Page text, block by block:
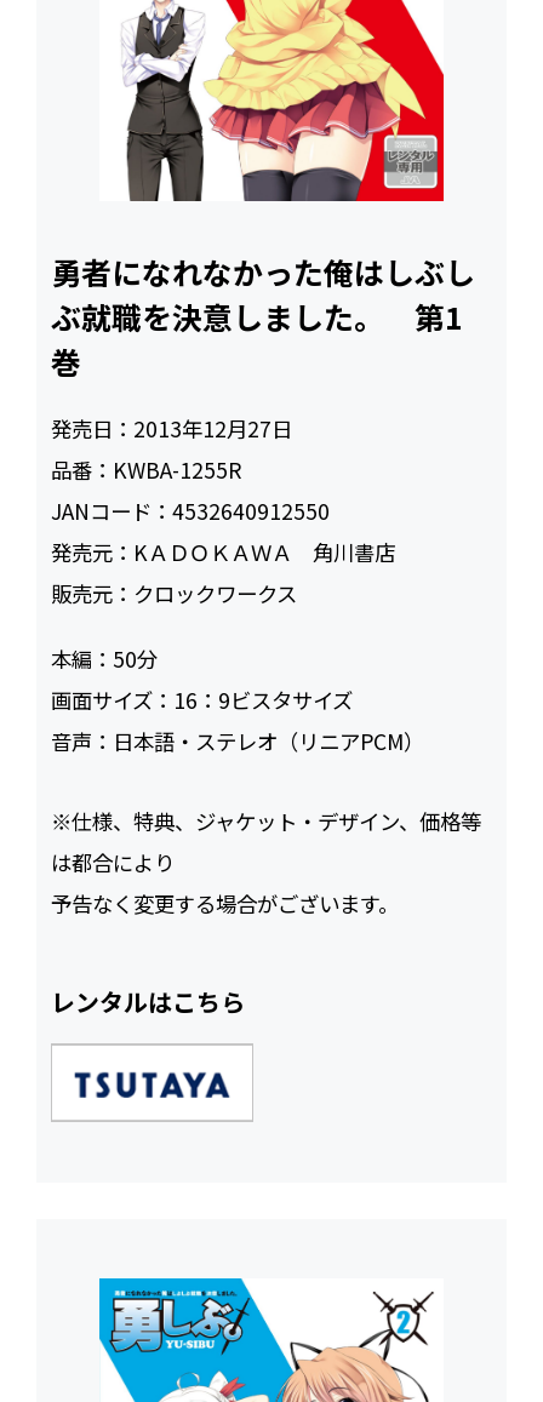
勇者になれなかった俺はしぶし
ぶ就職を決意しました。 第1
巻
発売日： 2013年12月27日
品番： KWBA-1255R
JANコード：4532640912550
発売元： KＡＤＯＫＡＷＡ 角川書店
販売元： クロックワークス
本編： 50
画面サイズ： 16：9ビスタサイズ
音声： 日本語・ステレオ（リニアPCM）
※仕様、特典、ジャケット・デザイン、価格等
は都合により
予告なく変更する場合がございます。
レンタルはこちら